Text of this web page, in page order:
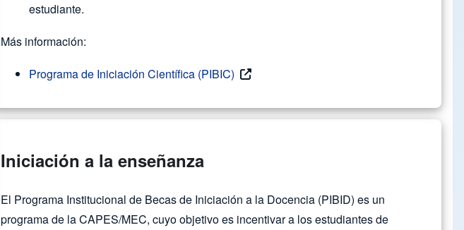
estudiante.
Más información:
Programa de Iniciación Científica (PIBIC)
Iniciación a la enseñanza
El Programa Institucional de Becas de Iniciación a la Docencia (PIBID) es un
programa de la CAPES/MEC, cuyo objetivo es incentivar a los estudiantes de